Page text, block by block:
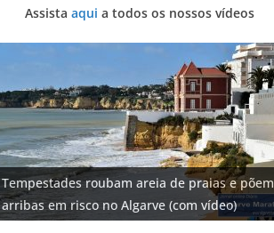
Assista aqui a todos os nossos vídeos
Foto do dia: uma cidade algarvia que cresceu
entre redes e fábricas
Milagre da água. Fontes emblemáticas do
Algarve voltam a ter vida (com vídeo)
Tempestades roubam areia de praias e põem
arribas em risco no Algarve (com vídeo)
Projeto milionário: investimento de 108
milhões de euros na construção de dois
hotéis (com vídeo)
Tapas do mar a 3 euros cada. Nova rota
gastronómica nasce no Algarve